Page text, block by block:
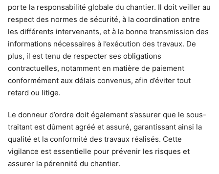
porte la responsabilité globale du chantier. Il doit veiller au
respect des normes de sécurité, à la coordination entre
les différents intervenants, et à la bonne transmission des
informations nécessaires à l’exécution des travaux. De
plus, il est tenu de respecter ses obligations
contractuelles, notamment en matière de paiement
conformément aux délais convenus, afin d’éviter tout
retard ou litige.
Le donneur d’ordre doit également s’assurer que le sous-
traitant est dûment agréé et assuré, garantissant ainsi la
qualité et la conformité des travaux réalisés. Cette
vigilance est essentielle pour prévenir les risques et
assurer la pérennité du chantier.